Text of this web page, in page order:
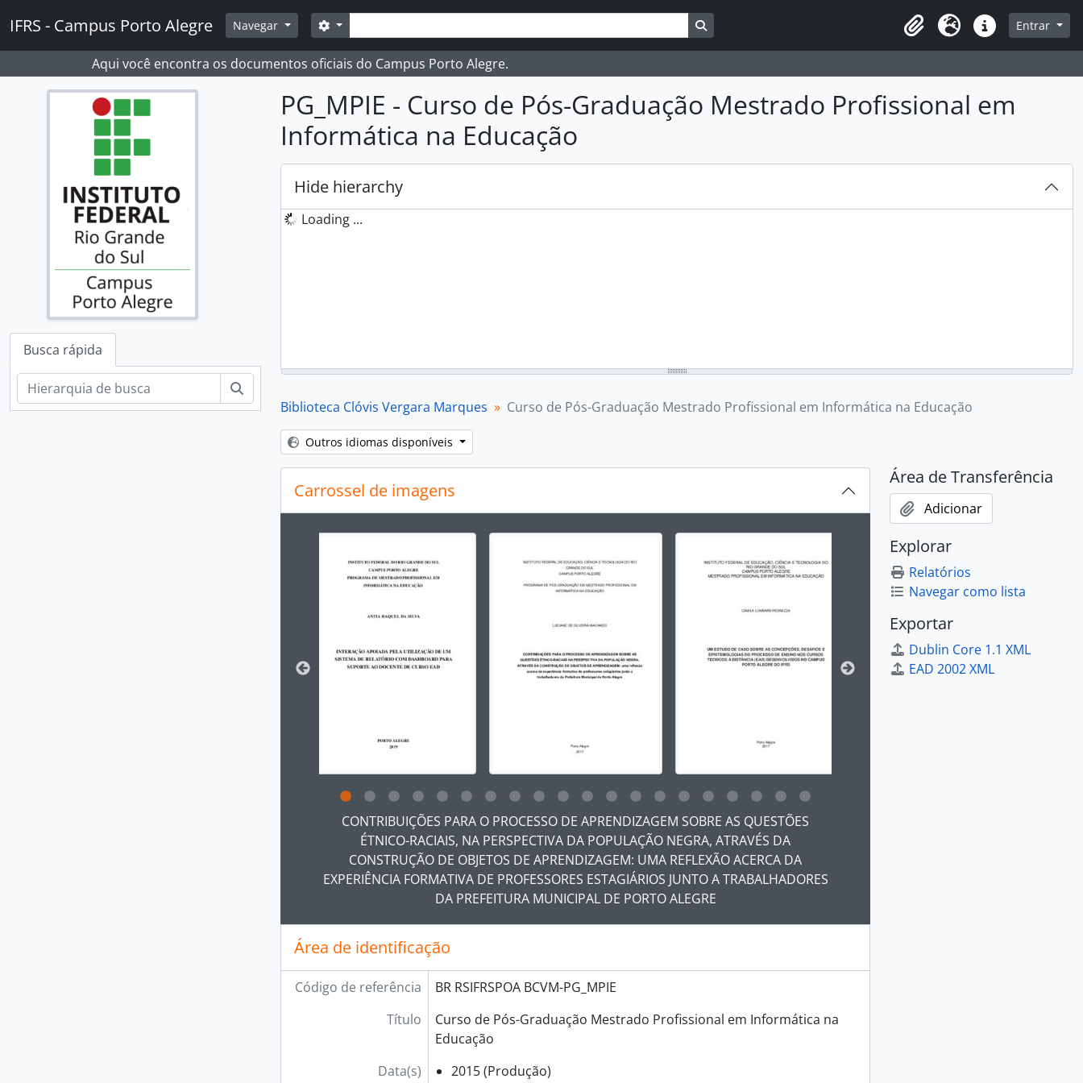
IFRS - Campus Porto Alegre Navegar Buscar
Opções de busca Busque na página de navegação
Idioma Atalhos Entrar
Aqui você encontra os documentos oficiais do Campus Porto Alegre.
Busca rápida
PG_MPIE - Curso de Pós-Graduação Mestrado Profissional em
Informática na Educação
Hide hierarchy
Loading ...
Biblioteca Clóvis Vergara Marques Curso de Pós-Graduação Mestrado Profissional em Informática na Educação
Outros idiomas disponíveis
Carrossel de imagens
Ao alterar o slide atual deste carrossel, o título da descrição exibido no carrossel seguinte será alterado. Clicando em
Ao clicar no link deste título da descrição a página de visualização da descrição deste objeto digital será aberta. O texto
CONTRIBUIÇÕES PARA O PROCESSO DE APRENDIZAGEM SOBRE AS QUESTÕES
ÉTNICO-RACIAIS, NA PERSPECTIVA DA POPULAÇÃO NEGRA, ATRAVÉS DA
CONSTRUÇÃO DE OBJETOS DE APRENDIZAGEM: UMA REFLEXÃO ACERCA DA
EXPERIÊNCIA FORMATIVA DE PROFESSORES ESTAGIÁRIOS JUNTO A TRABALHADORES
DA PREFEITURA MUNICIPAL DE PORTO ALEGRE
Área de identificação
Código de referência
BR RSIFRSPOA BCVM-PG_MPIE
Título
Curso de Pós-Graduação Mestrado Profissional em Informática na
Educação
Data(s)
2015 (Produção)
Área de Transferência
Adicionar
Explorar
Relatórios
Navegar como lista
Exportar
Dublin Core 1.1 XML
EAD 2002 XML